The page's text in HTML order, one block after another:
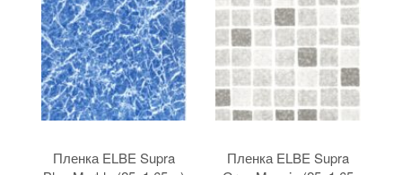
Пленка ELBE Supra
Пленка ELBE Supra